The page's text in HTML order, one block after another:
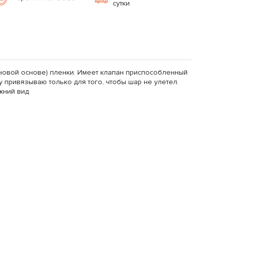
сутки
основе) пленки. Имеет клапан приспособленный
только для того, чтобы шар не улетел.
вид